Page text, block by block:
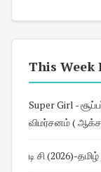
This Week
Super Girl -
விமர்சனம் (
டி சி (2026)-